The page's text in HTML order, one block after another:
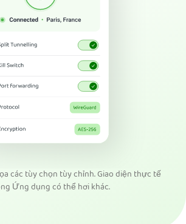
các tùy chọn tùy chỉnh. Giao diện thực tế
Ứng dụng có thể hơi khác.